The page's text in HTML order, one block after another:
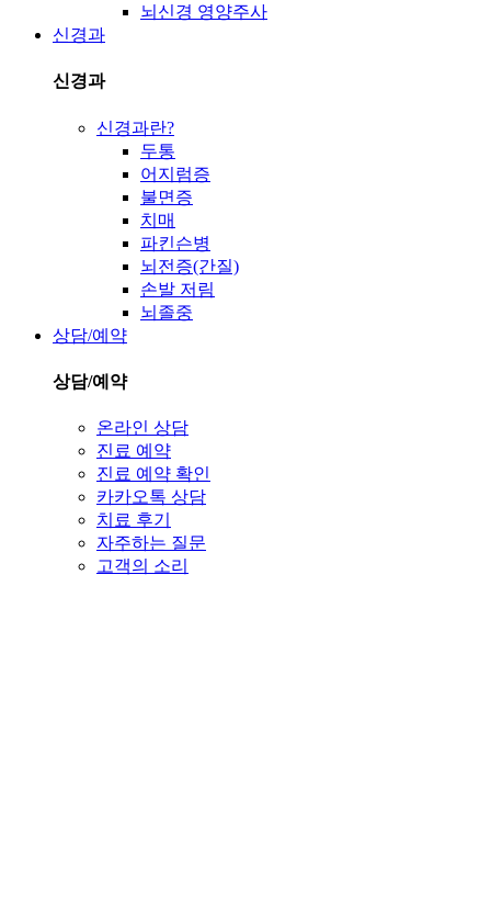
뇌신경 영양주사
신경과
신경과
신경과란?
두통
어지럼증
불면증
치매
파킨슨병
뇌전증(간질)
손발 저림
뇌졸중
상담/예약
상담/예약
온라인 상담
진료 예약
진료 예약 확인
카카오톡 상담
치료 후기
자주하는 질문
고객의 소리